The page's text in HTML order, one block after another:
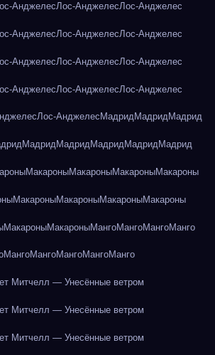
АнджелесЛос-АнджелесЛос-Анджелес
АнджелесЛос-АнджелесЛос-Анджелес
АнджелесЛос-АнджелесЛос-Анджелес
АнджелесЛос-АнджелесЛос-Анджелес
Лос-Анджелес МадридМадридМадрид
МадридМадридМадридМадридМадрид
МакароныМакароныМакароныМакароны
МакароныМакароныМакароныМакароны
МакароныМакароныМангоМангоМангоМанго
МангоМангоМангоМангоМанго
Митчелл — Унесённые ветром
Митчелл — Унесённые ветром
Митчелл — Унесённые ветром